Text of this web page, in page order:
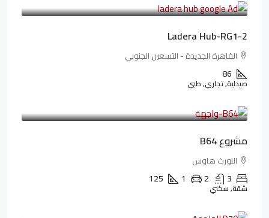
Ladera Hub-RG1-2
القاهرة الجديدة - التسعين الجنوبي
86
صيدلية, تجاري, طبي
3,125,000LE
مشروع B64
النورث هاوس
3
2
1
125
شقة, سكني
3,510,800LE